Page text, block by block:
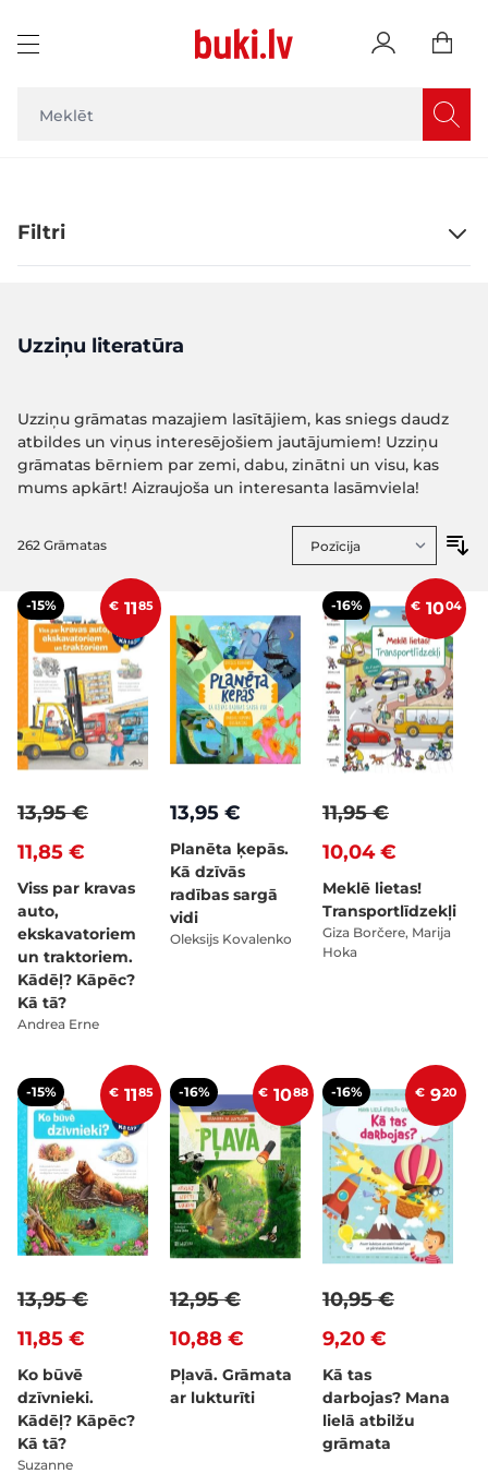
Filtri
Uzziņu literatūra
Uzziņu grāmatas mazajiem lasītājiem, kas sniegs daudz
atbildes un viņus interesējošiem jautājumiem! Uzziņu
grāmatas bērniem par zemi, dabu, zinātni un visu, kas
mums apkārt! Aizraujoša un interesanta lasāmviela!
262 Grāmatas
-15% € 1185
11,85 €
13,95 €
Viss par kravas
auto,
ekskavatoriem
un traktoriem.
Kādēļ? Kāpēc?
Kā tā?
Andrea Erne
13,95 €
Planēta ķepās.
Kā dzīvās
radības sargā
vidi
Oleksijs Kovalenko
-16% € 1004
10,04 €
11,95 €
Meklē lietas!
Transportlīdzekļi
Giza Borčere, Marija
Hoka
-15% € 1185
11,85 €
13,95 €
Ko būvē
dzīvnieki.
Kādēļ? Kāpēc?
Kā tā?
Suzanne
-16% € 1088
10,88 €
12,95 €
Pļavā. Grāmata
ar lukturīti
-16% € 920
9,20 €
10,95 €
Kā tas
darbojas? Mana
lielā atbilžu
grāmata